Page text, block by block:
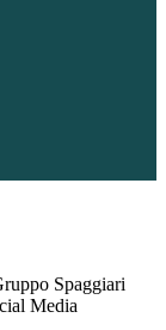
Spaggiari
Media